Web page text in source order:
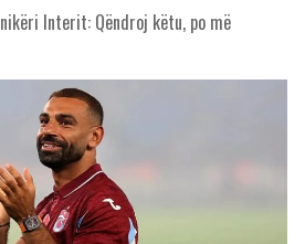
Interit: Qëndroj këtu, po më